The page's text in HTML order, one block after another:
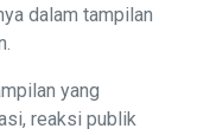
dalam tampilan
yang
reaksi publik